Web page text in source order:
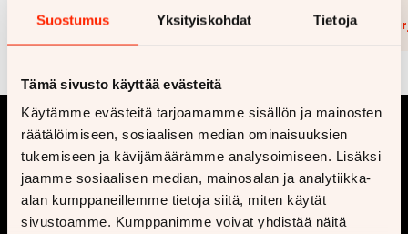
Suostumus Yksityiskohdat Tietoja
Tämä sivusto käyttää evästeitä
Käytämme evästeitä tarjoamamme sisällön ja mainosten
räätälöimiseen, sosiaalisen median ominaisuuksien
tukemiseen ja kävijämäärämme analysoimiseen. Lisäksi
jaamme sosiaalisen median, mainosalan ja analytiikka-
alan kumppaneillemme tietoja siitä, miten käytät
sivustoamme. Kumppanimme voivat yhdistää näitä
Lisää tarjouspyyntöön(0/5) Lisää